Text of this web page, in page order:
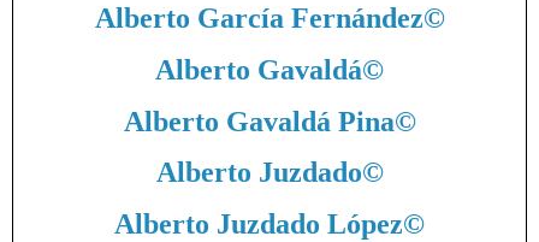
Alberto García Fernández©
Alberto Gavaldá©
Alberto Gavaldá Pina©
Alberto Juzdado©
Alberto Juzdado López©